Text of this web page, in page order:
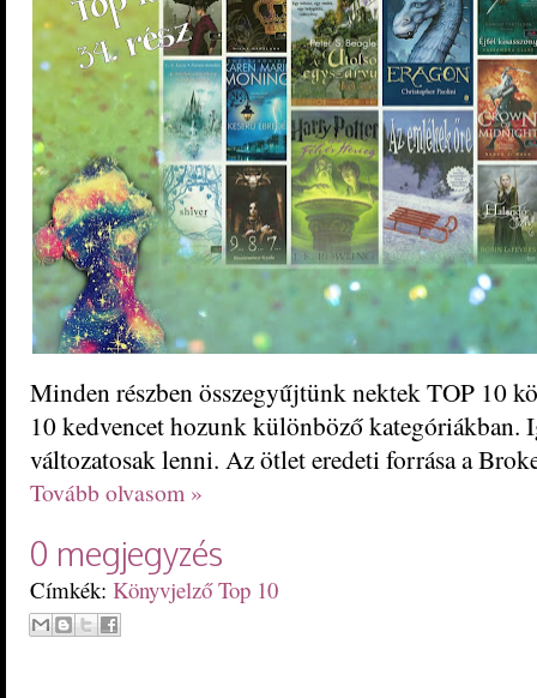
Minden részben összegyűjtünk nektek TOP 10
10 kedvencet hozunk különböző kategóriákban.
változatosak lenni. Az ötlet eredeti forrása a
Tovább olvasom »
0 megjegyzés
Címkék: Könyvjelző Top 10